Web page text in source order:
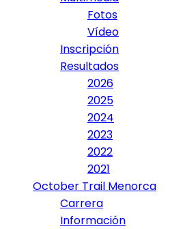
Fotos
Vídeo
Inscripción
Resultados
2026
2025
2024
2023
2022
2021
October Trail Menorca
Carrera
Información